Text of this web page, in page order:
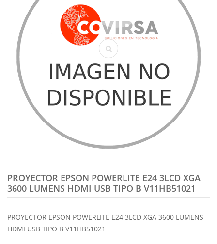
PROYECTOR EPSON POWERLITE E24 3LCD XGA
3600 LUMENS HDMI USB TIPO B V11HB51021
PROYECTOR EPSON POWERLITE E24 3LCD XGA 3600 LUMENS
HDMI USB TIPO B V11HB51021